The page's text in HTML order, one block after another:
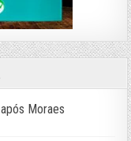
Moraes